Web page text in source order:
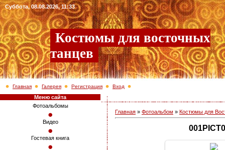
Суббота, 08.08.2026, 11:33
Костюмы для восточных
танцев
Главная Галерея Регистрация Вход
Меню сайта
Фотоальбомы
Видео
Гостевая книга
Главная » Фотоальбом » Костюмы для